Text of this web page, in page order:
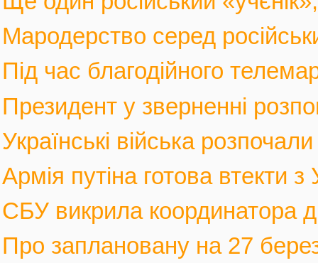
Мародерство серед
Під час благодійного
Президент у зверненні
Українські війська
Армія путіна готова втекти
СБУ викрила координатора
Про заплановану на 27